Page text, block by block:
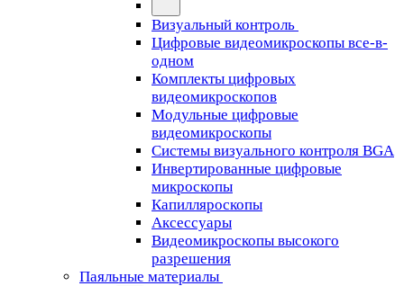
Визуальный контроль
Цифровые видеомикроскопы все-в-
одном
Комплекты цифровых
видеомикроскопов
Модульные цифровые
видеомикроскопы
Cистемы визуального контроля BGA
Инвертированные цифровые
микроскопы
Капилляроскопы
Аксессуары
Видеомикроскопы высокого
разрешения
Паяльные материалы